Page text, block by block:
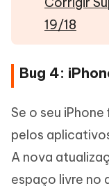
19/18
Bug 4:
Se o seu
pelos
A nova
espaço livre no